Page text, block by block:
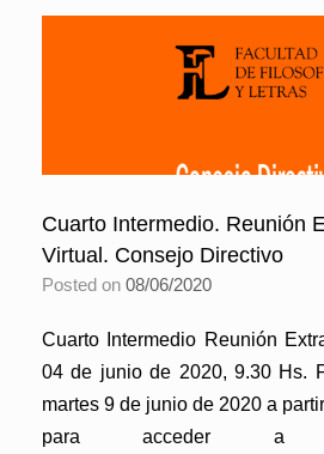
Cuarto Intermedio. Reunión
Virtual. Consejo Directivo
Posted on 08/06/2020
Cuarto Intermedio Reunión
04 de junio de 2020, 9.30 Hs.
martes 9 de junio de 2020 a
para acceder a